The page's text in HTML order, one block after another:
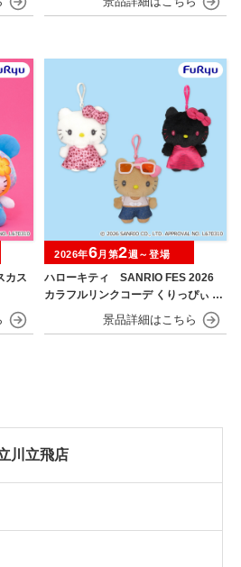
カス
ハローキティ SANRIO FES 2026
カラフルリンクコーデ くりっぴぃ ぬ
2026年6月第2週～登場
川立飛店